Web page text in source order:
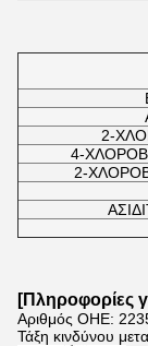
2-
4-
2-
[Πληροφορίες
Αριθμός ΟΗΕ:
Τάξη κινδύνου